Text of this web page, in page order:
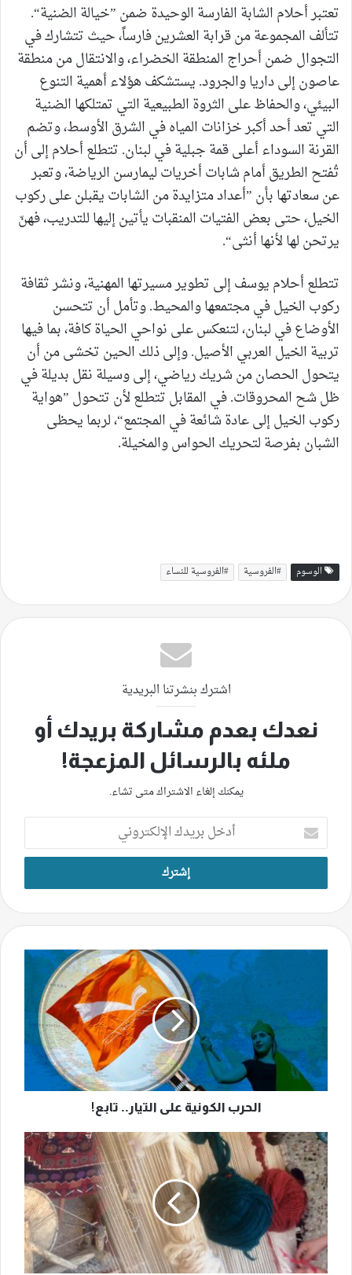
تعتبر أحلام الشابة الفارسة الوحيدة ضمن ”خيالة الضنية“.
تتألف المجموعة من قرابة العشرين فارساً، حيث تتشارك في
التجوال ضمن أحراج المنطقة الخضراء، والانتقال من منطقة
عاصون إلى داريا والجرود. يستشكف هؤلاء أهمية التنوع
البيئي، والحفاظ على الثروة الطبيعية التي تمتلكها الضنية
التي تعد أحد أكبر خزانات المياه في الشرق الأوسط، وتضم
القرنة السوداء أعلى قمة جبلية في لبنان. تتطلع أحلام إلى أن
تُفتح الطريق أمام شابات أخريات ليمارسن الرياضة، وتعبر
عن سعادتها بأن ”أعداد متزايدة من الشابات يقبلن على ركوب
الخيل، حتى بعض الفتيات المنقبات يأتين إليها للتدريب، فهنّ
يرتحن لها لأنها أنثى“.
تتطلع أحلام يوسف إلى تطوير مسيرتها المهنية، ونشر ثقافة
ركوب الخيل في مجتمعها والمحيط. وتأمل أن تتحسن
الأوضاع في لبنان، لتنعكس على نواحي الحياة كافة، بما فيها
تربية الخيل العربي الأصيل. وإلى ذلك الحين تخشى من أن
يتحول الحصان من شريك رياضي، إلى وسيلة نقل بديلة في
ظل شح المحروقات. في المقابل تتطلع لأن تتحول ”هواية
ركوب الخيل إلى عادة شائعة في المجتمع“، لربما يحظى
الشبان بفرصة لتحريك الحواس والمخيلة.
الوسوم #الفروسية #الفروسية للنساء
اشترك بنشرتنا البريدية
نعدك بعدم مشاركة بريدك أو
ملئه بالرسائل المزعجة!
يمكنك إلغاء الاشتراك متى تشاء.
أدخل
بريدك
الإلكتروني
الحرب
التيار..
تابع!
الحرب الكونية على التيار.. تابع!
سجّاد
الفاكهة
بعد
3
قرون...مهنة
تحتضر
بعد
مجد